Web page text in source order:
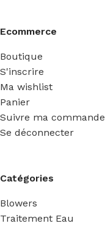
Ecommerce
Boutique
S'inscrire
Ma wishlist
Panier
Suivre ma commande
Se déconnecter
Catégories
Blowers
Traitement Eau